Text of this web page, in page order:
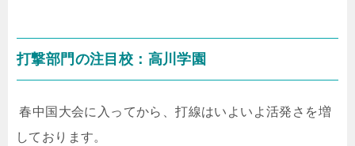
打撃部門の注目校：高川学園
春中国大会に入ってから、打線はいよいよ活発さを増
しております。